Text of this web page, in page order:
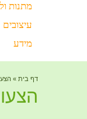
מתנות
עיצובים
מידע
דף בית »